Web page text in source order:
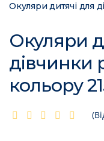
Окуляри дитячі для
Окуляри
дівчинки
кольору